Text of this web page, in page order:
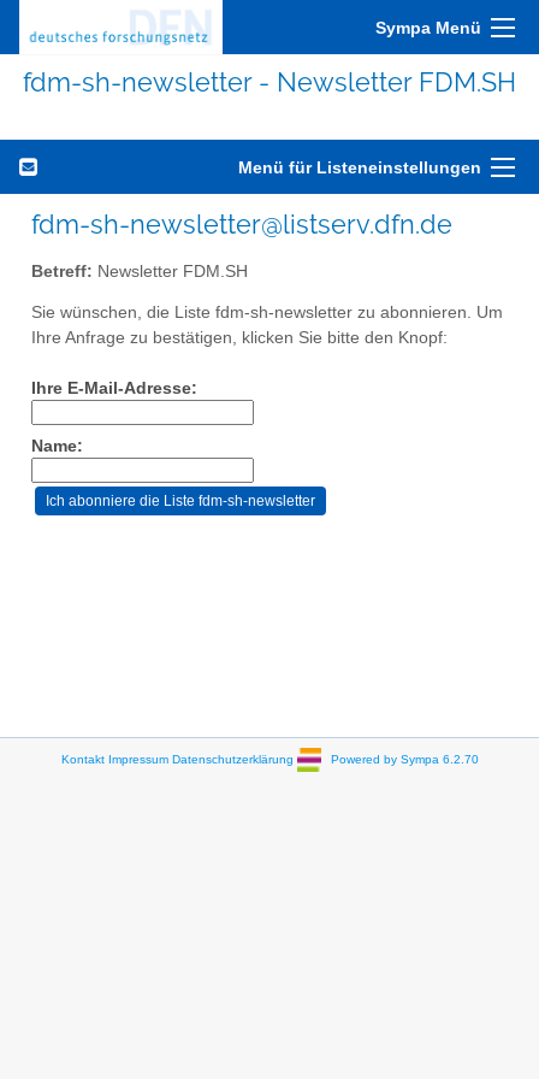
Sympa Menü
fdm-sh-newsletter - Newsletter FDM.SH
Menü für Listeneinstellungen
fdm-sh-newsletter@listserv.dfn.de
Betreff: Newsletter FDM.SH
Sie wünschen, die Liste fdm-sh-newsletter zu abonnieren. Um
Ihre Anfrage zu bestätigen, klicken Sie bitte den Knopf:
Ihre E-Mail-Adresse:
Name:
Kontakt Impressum Datenschutzerklärung Powered by Sympa 6.2.70